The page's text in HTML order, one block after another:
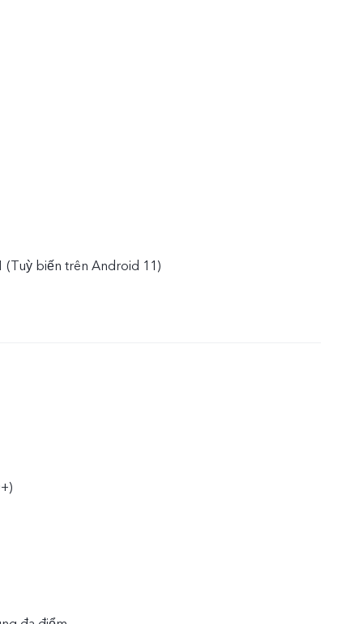
(Tuỳ biến trên Android 11)